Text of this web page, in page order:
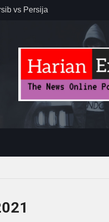
– Banjar